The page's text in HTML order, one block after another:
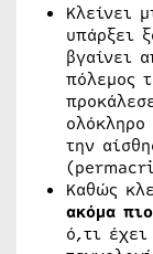
Κλείνει
υπάρξει
βγαίνει
πόλεμος
την
Καθώς
ακόμα
ό,τι